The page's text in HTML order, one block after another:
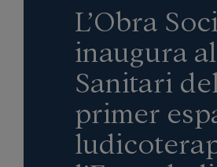
L’Obra
inaugura
Sanitari
primer